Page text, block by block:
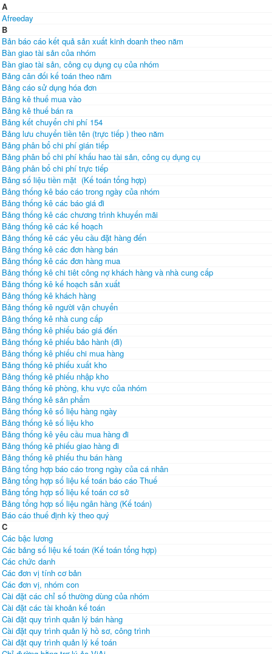
A
Afreeday
B
Bản báo cáo kết quả sản xuất kinh doanh theo năm
Bàn giao tài sản của nhóm
Bàn giao tài sản, công cụ dụng cụ của nhóm
Bảng cân đối kế toán theo năm
Bảng cáo sử dụng hóa đơn
Bảng kê thuế mua vào
Bảng kê thuế bán ra
Bảng kết chuyển chi phí 154
Bảng lưu chuyển tiền tên (trực tiếp ) theo năm
Bảng phân bổ chi phí gián tiếp
Bảng phân bổ chi phí khấu hao tài sản, công cụ dụng cụ
Bảng phân bổ chi phí trực tiếp
Bảng số liệu tiền mặt (Kế toán tổng hợp)
Bảng thống kê báo cáo trong ngày của nhóm
Bảng thống kê các báo giá đi
Bảng thống kê các chương trình khuyến mãi
Bảng thống kê các kế hoạch
Bảng thống kê các yêu cầu đặt hàng đến
Bảng thống kê các đơn hàng bán
Bảng thống kê các đơn hàng mua
Bảng thống kê chi tiêt công nợ khách hàng và nhà cung cấp
Bảng thống kê kế hoạch sản xuất
Bảng thống kê khách hàng
Bảng thống kê người vận chuyển
Bảng thống kê nhà cung cấp
Bảng thống kê phiếu báo giá đến
Bảng thống kê phiếu bảo hành (đi)
Bảng thống kê phiếu chi mua hàng
Bảng thống kê phiếu xuất kho
Bảng thống kê phiếu nhập kho
Bảng thống kê phòng, khu vực của nhóm
Bảng thống kê sản phẩm
Bảng thống kê số liệu hàng ngày
Bảng thống kê số liệu kho
Bảng thống kê yêu cầu mua hàng đi
Bảng thống kê phiếu giao hàng đi
Bảng thống kê phiếu thu bán hàng
Bảng tổng hợp báo cáo trong ngày của cá nhân
Bảng tổng hợp số liệu kế toán báo cáo Thuế
Bảng tổng hợp số liệu kế toán cơ sở
Bảng tổng hợp số liệu ngân hàng (Kế toán)
Báo cáo thuế định kỳ theo quý
C
Các bậc lương
Các bảng số liệu kế toán (Kế toán tổng hợp)
Các chức danh
Các đơn vị tính cơ bản
Các đơn vị, nhóm con
Cài đặt các chỉ số thường dùng của nhóm
Cài đặt các tài khoản kế toán
Cài đặt quy trình quản lý bán hàng
Cài đặt quy trình quản lý hồ sơ, công trình
Cài đặt quy trình quản lý kế toán